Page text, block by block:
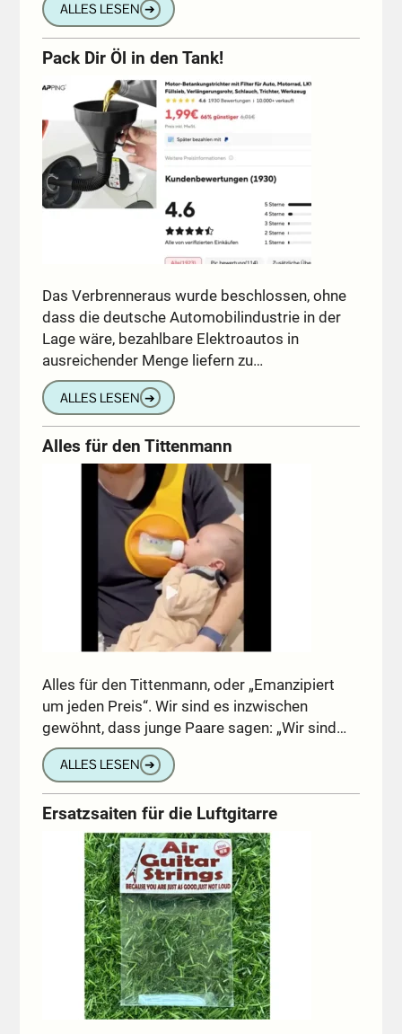
ALLES LESEN ➔
Pack Dir Öl in den Tank!
Das Verbrenneraus wurde beschlossen, ohne
dass die deutsche Automobilindustrie in der
Lage wäre, bezahlbare Elektroautos in
ausreichender Menge liefern zu…
ALLES LESEN ➔
Alles für den Tittenmann
Alles für den Tittenmann, oder „Emanzipiert
um jeden Preis“. Wir sind es inzwischen
gewöhnt, dass junge Paare sagen: „Wir sind…
ALLES LESEN ➔
Ersatzsaiten für die Luftgitarre